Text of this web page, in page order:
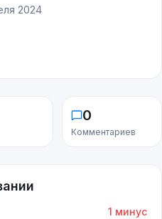
2024
0
Комментариев
1 минус